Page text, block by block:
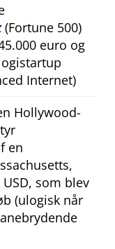
(Fortune 500)
euro og
Internet)
Hollywood-
en
som blev
(ulogisk når